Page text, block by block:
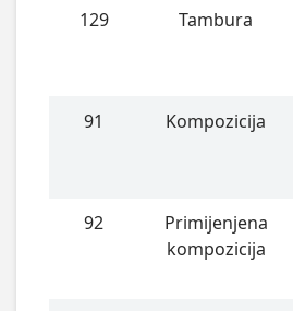
129 Tambura
91 Kompozicija
92
Primijenjena
kompozicija